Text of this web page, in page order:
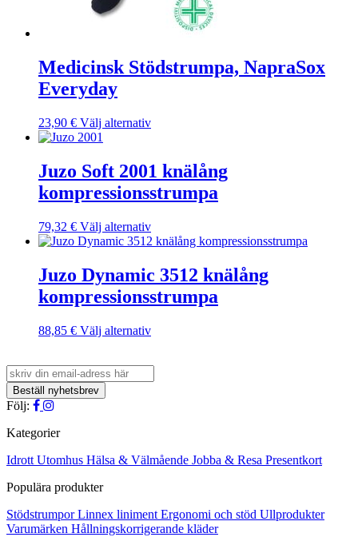
Medicinsk Stödstrumpa, NapraSox
Everyday
23,90 € Välj alternativDen
har
flera
varianter.
olika
alternativen
kan
väljas
på
produktsidan
Juzo Soft 2001 knälång
kompressionsstrumpa
79,32 € Välj alternativDen
här
har
flera
varianter.
olika
alternativen
väljas
på
Juzo Dynamic 3512 knälång
kompressionsstrumpa
88,85 € Välj alternativDen
kan
Följ:
Kategorier
Idrott Utomhus Hälsa & Välmående Jobba & Resa Presentkort
Populära produkter
StödstrumporLinnex liniment Ergonomi och stöd Ullprodukter
Varumärken Hållningskorrigerande kläder